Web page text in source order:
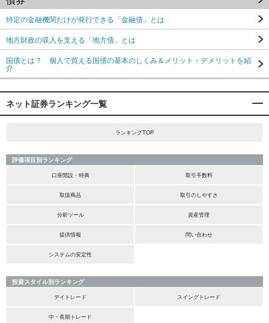
特定の金融機関だけが発行できる「金融債」とは
地方財政の収入を支える「地方債」とは
国債とは？ 個人で買える国債の基本のしくみ＆メリット・デメリットを紹
介
ネット証券ランキング一覧
ランキングTOP
評価項目別ランキング
口座開設・特典
取引手数料
取扱商品 取引のしやすさ
分析ツール 資産管理
提供情報 問い合わせ
システムの安定性
投資スタイル別ランキング
デイトレード
スイングトレード
中・長期トレード